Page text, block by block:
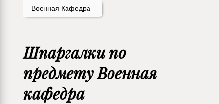
Военная Кафедра
Шпаргалки по
предмету Военная
кафедра